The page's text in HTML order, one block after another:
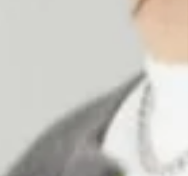
りのイベントが開催されます！ 👉 ご予約ページ